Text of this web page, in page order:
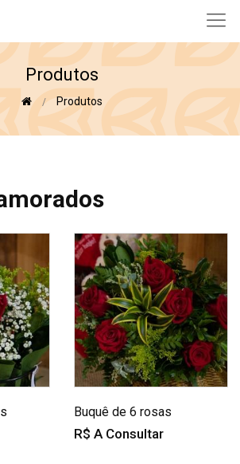
Produtos
Produtos
Buquê de 6 rosas
R$ A Consultar